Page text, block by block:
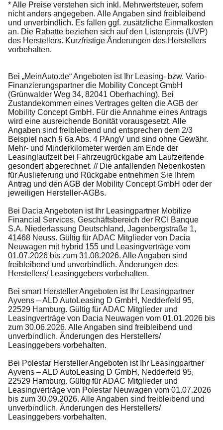
* Alle Preise verstehen sich inkl. Mehrwertsteuer, sofern
nicht anders angegeben. Alle Angaben sind freibleibend
und unverbindlich. Es fallen ggf. zusätzliche Einmalkosten
an. Die Rabatte beziehen sich auf den Listenpreis (UVP)
des Herstellers. Kurzfristige Änderungen des Herstellers
vorbehalten.
Bei „MeinAuto.de“ Angeboten ist Ihr Leasing- bzw. Vario-
Finanzierungspartner die Mobility Concept GmbH
(Grünwalder Weg 34, 82041 Oberhaching). Bei
Zustandekommen eines Vertrages gelten die AGB der
Mobility Concept GmbH. Für die Annahme eines Antrags
wird eine ausreichende Bonität vorausgesetzt. Alle
Angaben sind freibleibend und entsprechen dem 2/3
Beispiel nach § 6a Abs. 4 PAngV und sind ohne Gewähr.
Mehr- und Minderkilometer werden am Ende der
Leasinglaufzeit bei Fahrzeugrückgabe am Laufzeitende
gesondert abgerechnet. // Die anfallenden Nebenkosten
für Auslieferung und Rückgabe entnehmen Sie Ihrem
Antrag und den AGB der Mobility Concept GmbH oder der
jeweiligen Hersteller-AGBs.
Bei Dacia Angeboten ist Ihr Leasingpartner Mobilize
Financial Services, Geschäftsbereich der RCI Banque
S.A. Niederlassung Deutschland, Jagenbergstraße 1,
41468 Neuss. Gültig für ADAC Mitglieder von Dacia
Neuwagen mit hybrid 155 und Leasingverträge vom
01.07.2026 bis zum 31.08.2026. Alle Angaben sind
freibleibend und unverbindlich. Änderungen des
Herstellers/ Leasinggebers vorbehalten.
Bei smart Hersteller Angeboten ist Ihr Leasingpartner
Ayvens – ALD AutoLeasing D GmbH, Nedderfeld 95,
22529 Hamburg. Gültig für ADAC Mitglieder und
Leasingverträge von Dacia Neuwagen vom 01.01.2026 bis
zum 30.06.2026. Alle Angaben sind freibleibend und
unverbindlich. Änderungen des Herstellers/
Leasinggebers vorbehalten.
Bei Polestar Hersteller Angeboten ist Ihr Leasingpartner
Ayvens – ALD AutoLeasing D GmbH, Nedderfeld 95,
22529 Hamburg. Gültig für ADAC Mitglieder und
Leasingverträge von Polestar Neuwagen vom 01.07.2026
bis zum 30.09.2026. Alle Angaben sind freibleibend und
unverbindlich. Änderungen des Herstellers/
Leasinggebers vorbehalten.